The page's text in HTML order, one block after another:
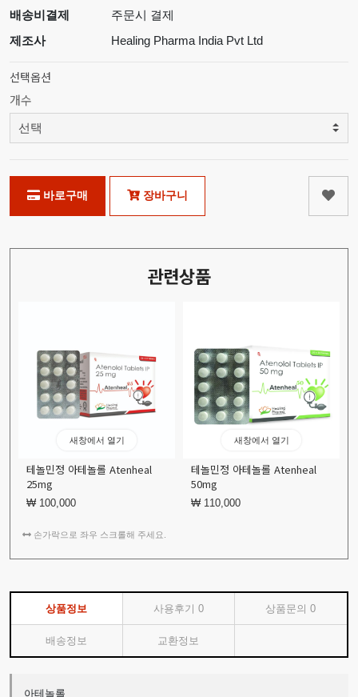
배송비결제
주문시 결제
제조사
Healing Pharma India Pvt Ltd
선택옵션
개수
바로구매 장바구니
관련상품
새창에서 열기
테놀민정 아테놀롤 Atenheal
25mg
₩ 100,000
새창에서 열기
테놀민정 아테놀롤 Atenheal
50mg
₩ 110,000
손가락으로 좌우 스크롤해 주세요.
상품정보 사용후기 0 상품문의0
배송정보 교환정보
아테놀롤